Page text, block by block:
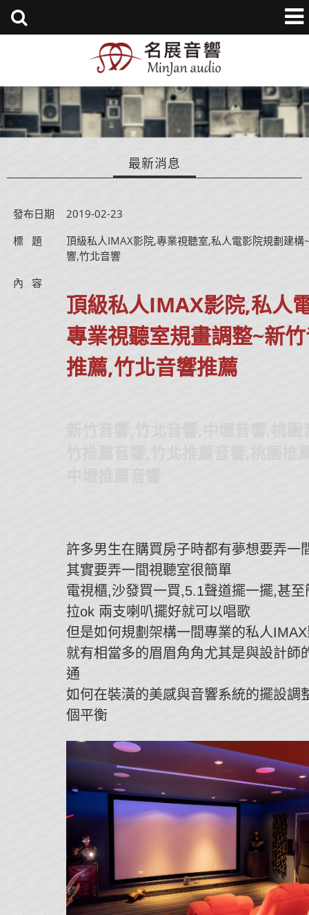
最新消息
發布日期
2019-02-23
標   題
頂級私人IMAX影院,專業視聽室,私人電影院規劃建構
響,竹北音響
內   容
頂級私人IMAX影院,私人
專業視聽室規畫調整~新
推薦,竹北音響推薦
許多男生在購買房子時都有夢想要弄一
其實要弄一間視聽室很簡單
電視櫃,沙發買一買,5.1聲道擺一擺,甚至
拉ok 兩支喇叭擺好就可以唱歌
但是如何規劃架構一間專業的私人
就有相當多的眉眉角角尤其是與設計師
通
如何在裝潢的美感與音響系統的擺設調
個平衡